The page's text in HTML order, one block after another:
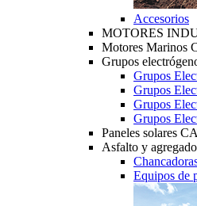
Accesorios
MOTORES
Motores Marinos
Grupos
Grupos
Grupos
Grupos
Grupos
Paneles solares
Asfalto y
Equipos de